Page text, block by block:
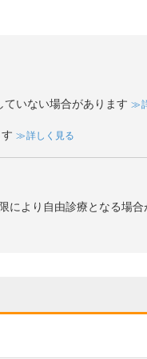
いない場合があります
詳しく見る
により自由診療となる場合